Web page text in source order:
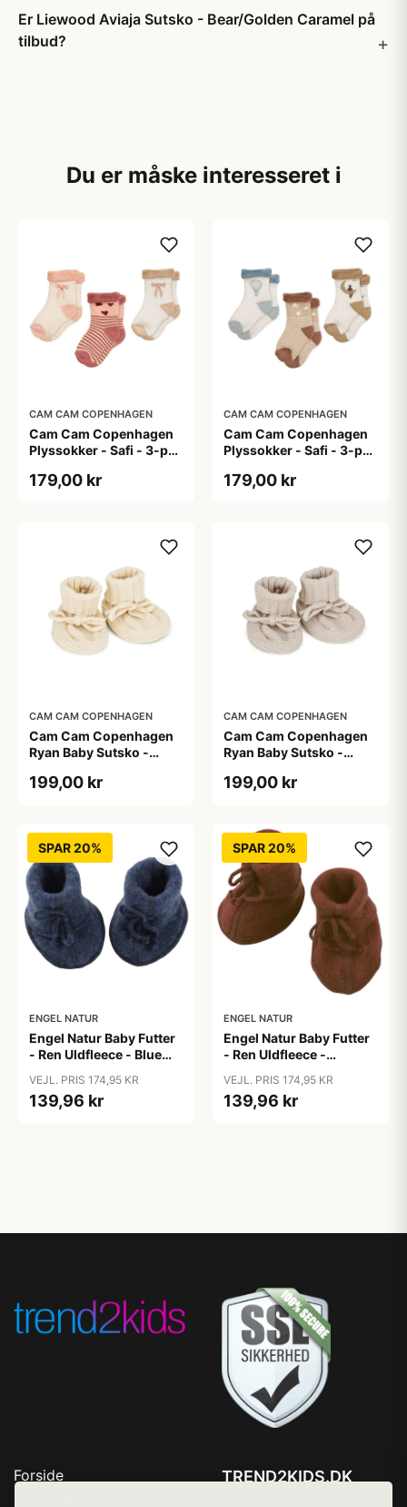
Er Liewood Aviaja Sutsko - Bear/Golden Caramel på
tilbud?
Du er måske interesseret i
CAM CAM COPENHAGEN
Cam Cam Copenhagen
Plyssokker - Safi - 3-pak
179,00 kr
CAM CAM COPENHAGEN
Cam Cam Copenhagen
Plyssokker - Safi - 3-pak
179,00 kr
CAM CAM COPENHAGEN
Cam Cam Copenhagen
Ryan Baby Sutsko -
199,00 kr
CAM CAM COPENHAGEN
Cam Cam Copenhagen
Ryan Baby Sutsko -
199,00 kr
SPAR 20%
ENGEL NATUR
Engel Natur Baby Futter
- Ren Uldfleece - Blue
VEJL. PRIS 174,95 KR
139,96 kr
SPAR 20%
ENGEL NATUR
Engel Natur Baby Futter
- Ren Uldfleece -
VEJL. PRIS 174,95 KR
139,96 kr
Forside
TREND2KIDS.DK